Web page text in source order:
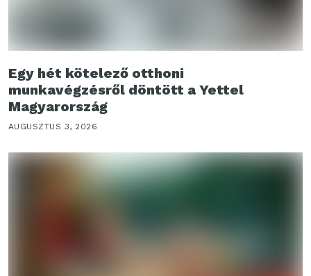
Egy hét kötelező otthoni
munkavégzésről döntött a Yettel
Magyarország
AUGUSZTUS 3, 2026